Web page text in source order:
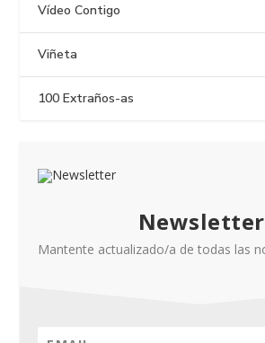
Vídeo Contigo
Viñeta
100 Extraños-as
Newsletter
Mantente actualizado/a de todas las